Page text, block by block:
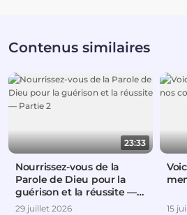
Contenus similaires
23:33
Nourrissez-vous de la
Parole de Dieu pour la
guérison et la réussite —
Partie 2
29 juillet 2026 15